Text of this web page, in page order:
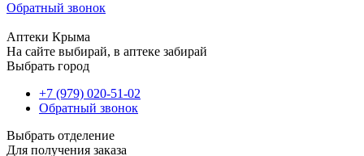
Обратный звонок
Аптеки Крыма
На сайте выбирай, в аптеке забирай
Выбрать город
+7 (979) 020-51-02
Обратный звонок
Выбрать отделение
Для получения заказа